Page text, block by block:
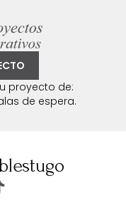
proyecto de:
de espera.